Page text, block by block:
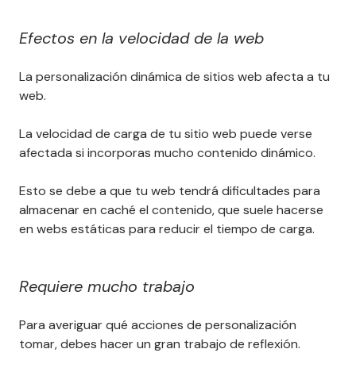
Efectos en la velocidad de la web
La personalización dinámica de sitios web afecta a tu
web.
La velocidad de carga de tu sitio web puede verse
afectada si incorporas mucho contenido dinámico.
Esto se debe a que tu web tendrá dificultades para
almacenar en caché el contenido, que suele hacerse
en webs estáticas para reducir el tiempo de carga.
Requiere mucho trabajo
Para averiguar qué acciones de personalización
tomar, debes hacer un gran trabajo de reflexión.